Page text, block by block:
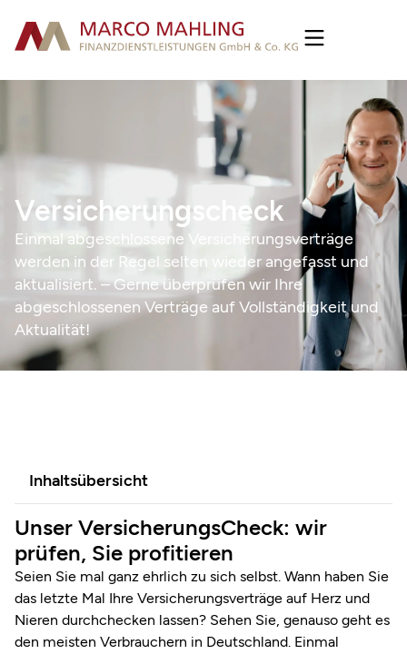
Versicherungscheck
Einmal abgeschlossene Versicherungsverträge
werden in der Regel selten wieder angefasst und
aktualisiert. – Gerne überprüfen wir Ihre
abgeschlossenen Verträge auf Vollständigkeit und
Aktualität!
Inhaltsübersicht
Unser VersicherungsCheck: wir
prüfen, Sie profitieren
Seien Sie mal ganz ehrlich zu sich selbst. Wann haben Sie
das letzte Mal Ihre Versicherungsverträge auf Herz und
Nieren durchchecken lassen? Sehen Sie, genauso geht es
den meisten Verbrauchern in Deutschland. Einmal